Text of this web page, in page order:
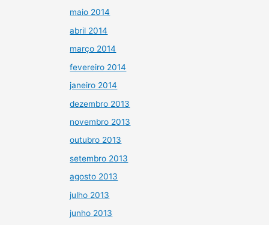
maio 2014
abril 2014
março 2014
fevereiro 2014
janeiro 2014
dezembro 2013
novembro 2013
outubro 2013
setembro 2013
agosto 2013
julho 2013
junho 2013